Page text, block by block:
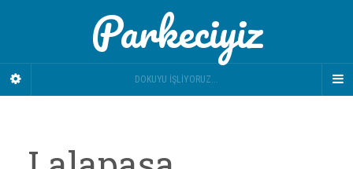
Parkeciyiz
DOKUYU İŞLIYORUZ...